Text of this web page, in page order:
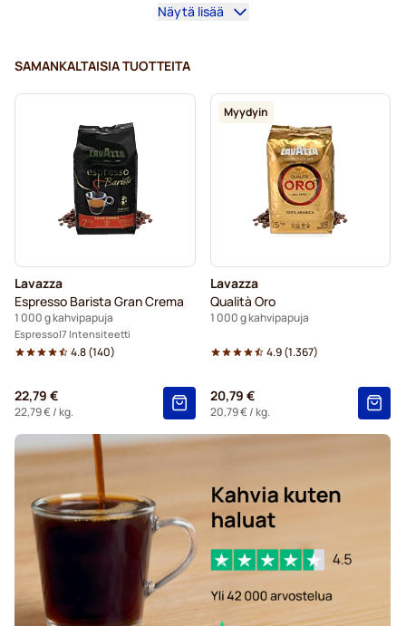
Kofeiinittomat kahvipavut L'OR-kahvipavut
Merrild-kahvipavut Garibaldi-kahvipavut
Tonino Lamborghini -kahvipavut Gimoka-kahvipavut
Lavazza-kahvipavut
Kaffekapslen-kahvipavut Delonghi-espressopavut
Näytä lisää
SAMANKALTAISIA TUOTTEITA
Lavazza
Espresso Barista Gran Crema
1 000 g kahvipapuja
Espresso 7 Intensiteetti
4.8(140)
22,79 €
22,79 €/ kg.
Myydyin
Lavazza
Qualità Oro
1 000 g kahvipapuja
4.9(1.367)
20,79 €
20,79 €/ kg.